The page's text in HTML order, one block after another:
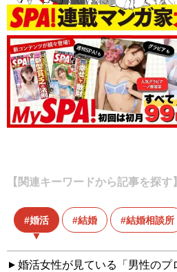
【関連キーワードから記事を探す】
婚活 結婚 結婚相談所
婚活女性が見ている「男性のプ